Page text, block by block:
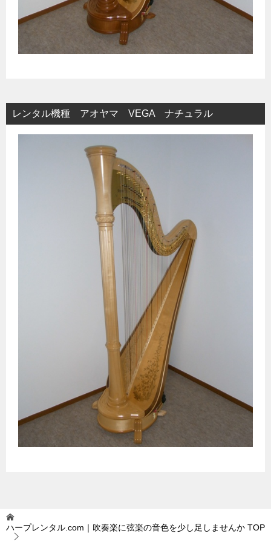
レンタル機種 アオヤマ VEGA ナチュラル
ハープレンタル.com｜吹奏楽に弦楽の音色を少し足しませんか TOP